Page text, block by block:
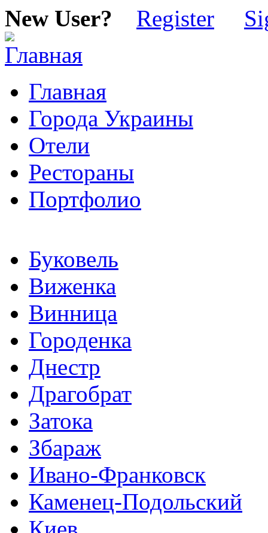
New User? Register
Главная
Города Украины
Отели
Рестораны
Портфолио
Буковель
Виженка
Винница
Городенка
Днестр
Драгобрат
Затока
Збараж
Ивано-Франковск
Каменец-Подольский